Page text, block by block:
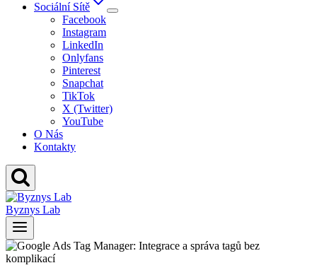
Sociální Sítě
Facebook
Instagram
LinkedIn
Onlyfans
Pinterest
Snapchat
TikTok
X (Twitter)
YouTube
O Nás
Kontakty
Byznys Lab